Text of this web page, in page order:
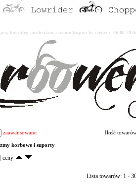
lowrider, amsterdam, custom kupisz tu i teraz : 06-08-
zaawansowane Ilość
korbowe i suporty
ceny
Lista towarów: 1 -